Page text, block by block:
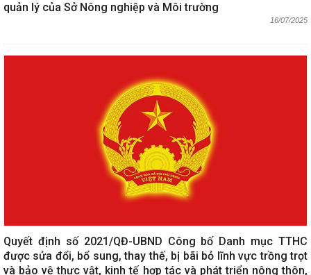
quản lý của Sở Nông nghiệp và Môi trường
16/07/2025
Quyết định số 2021/QĐ-UBND Công bố Danh mục TTHC
được sửa đổi, bổ sung, thay thế, bị bãi bỏ lĩnh vực trồng trọt
và bảo vệ thực vật, kinh tế hợp tác và phát triển nông thôn,